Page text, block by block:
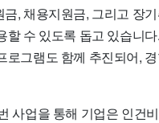
, 채용지원금, 그리고 장
할 수 있도록 돕고 있습니
로그램도 함께 추진되어,
사업을 통해 기업은 인건